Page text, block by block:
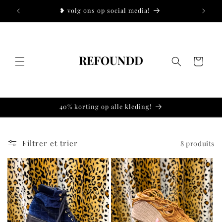
passer
au
❥ volg ons op social media!
Panier
40% korting op alle kleding!
Filtrer et trier 8 produits